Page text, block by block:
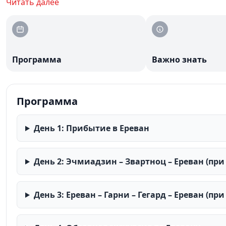
прогуляетесь по проспектам столицы и насладитесь
традиции этой удивительной страны.
Программа Важно знать
Программа
День 1: Прибытие в Ереван
День 2: Эчмиадзин – Звартноц – Ереван (при
День 3: Ереван – Гарни – Гегард – Ереван